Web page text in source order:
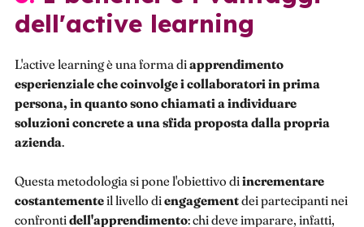
dell'active learning
L'active learning è una forma diapprendimento
esperienziale che coinvolge i collaboratori in prima
persona, in quanto sono chiamati a individuare
soluzioni concrete a una sfida proposta dalla propria
azienda.
Questa metodologia si pone l'obiettivo diincrementare
costantementeil livello diengagementdei partecipanti nei
confrontidell'apprendimento: chi deve imparare, infatti,